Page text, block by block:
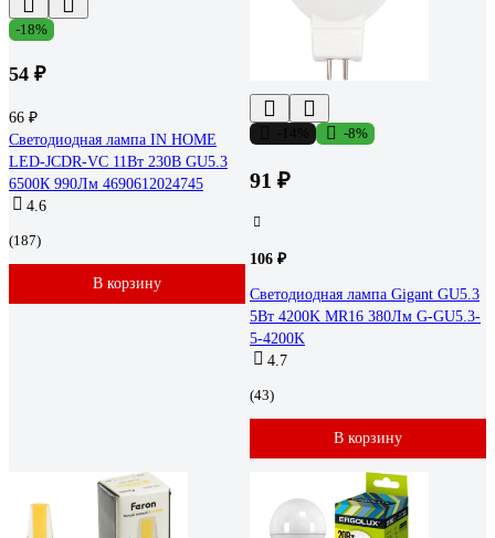
-18%
54 ₽
66 ₽
Светодиодная лампа IN HOME
LED-JCDR-VC 11Вт 230В GU5.3
6500К 990Лм 4690612024745
4.6
(187)
В корзину
-8%
91 ₽
106 ₽
Светодиодная лампа Gigant GU5.3
5Вт 4200K MR16 380Лм G-GU5.3-
5-4200K
4.7
(43)
В корзину